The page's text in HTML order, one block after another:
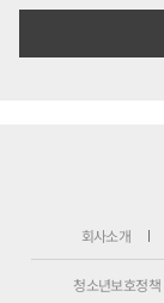
회사소개
청소년보호정책